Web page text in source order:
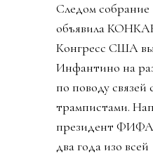
Следом собрание
объявила
Конгресс США
Инфантино на
по поводу связей
трампистами.
президент
два года изо всей